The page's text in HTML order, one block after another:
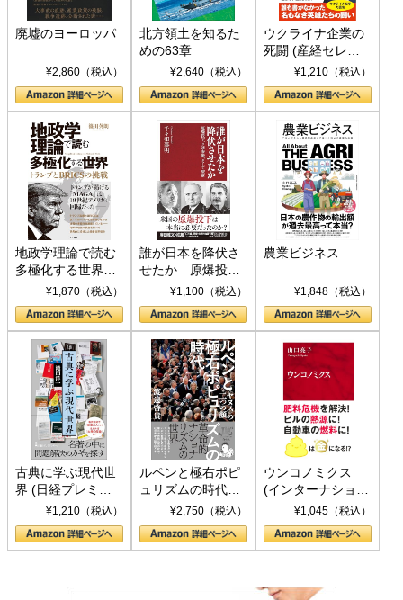
廃墟のヨーロッパ
¥2,860（税込）
北方領土を知るた
めの63章
¥2,640（税込）
ウクライナ企業の
死闘 (産経セレク
ト S 039)¥1,210（税込）
地政学理論で読む
多極化する世界：
トランプとBRICS
の挑戦
¥1,870（税込）
誰が日本を降伏さ
せたか 原爆投
下、ソ連参戦、そ
して聖断 (PHP新
書)
¥1,100（税込）
農業ビジネス
¥1,848（税込）
古典に学ぶ現代世
界 (日経プレミア
シリーズ)¥1,210（税込）
ルペンと極右ポピ
ュリズムの時代：
〈ヤヌス〉の二つ
の顔
¥2,750（税込）
ウンコノミクス
(インターナショナ
ル新書)¥1,045（税込）